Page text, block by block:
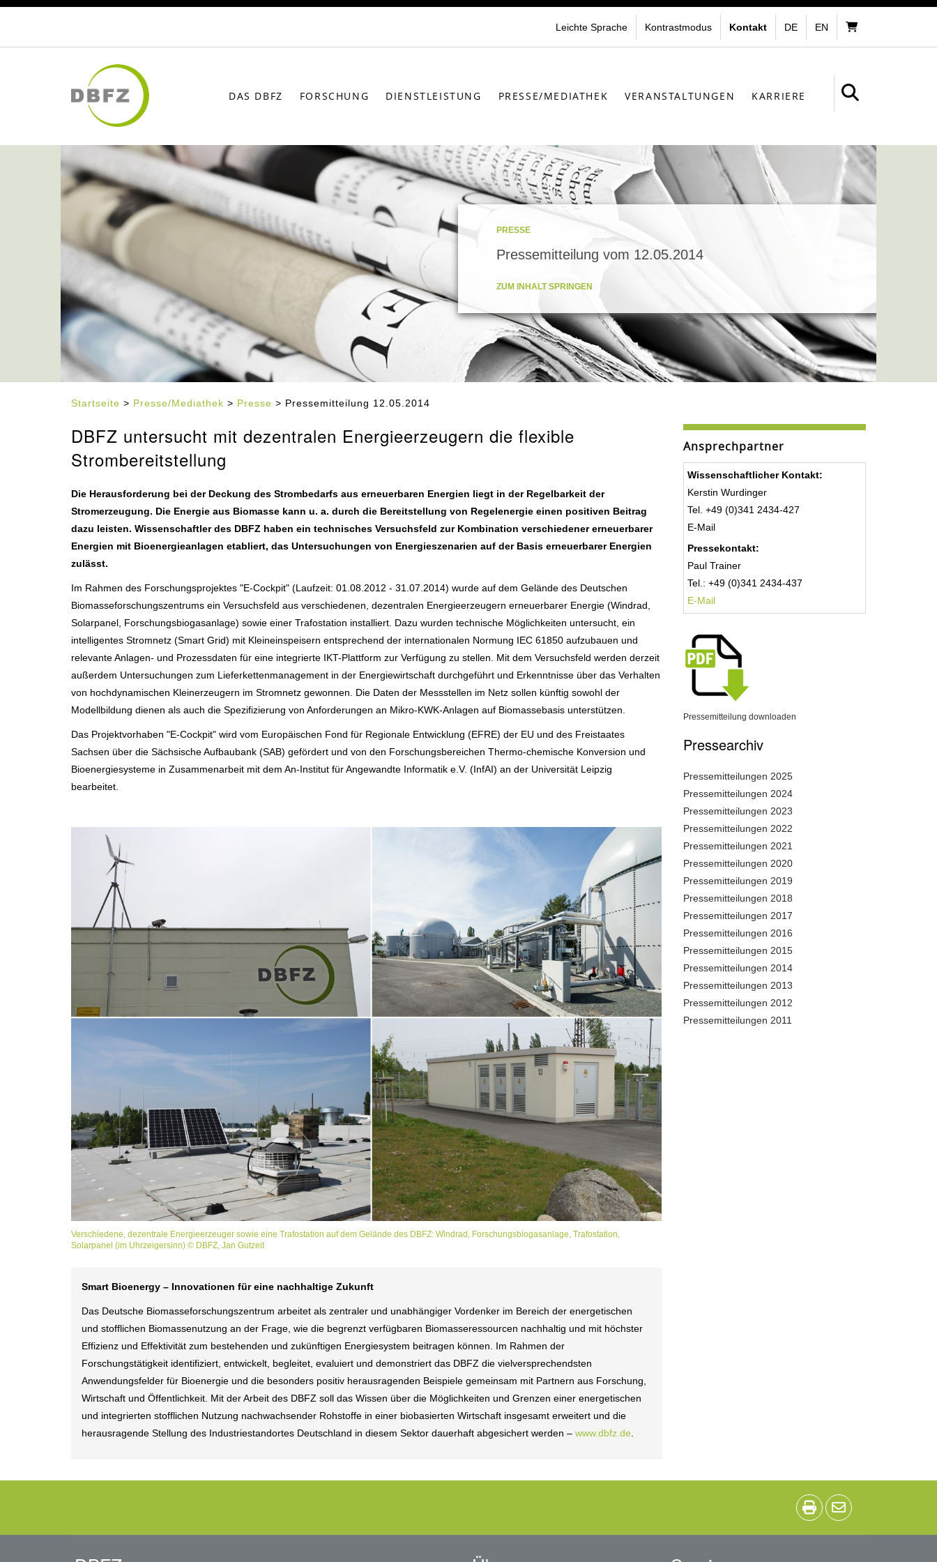
Leichte Sprache Kontrastmodus Kontakt DE EN
DAS DBFZ FORSCHUNG DIENSTLEISTUNG PRESSE/MEDIATHEK VERANSTALTUNGEN KARRIERE
PRESSE
Pressemitteilung vom 12.05.2014
ZUM INHALT SPRINGEN
Startseite > Presse/Mediathek > Presse > Pressemitteilung 12.05.2014
DBFZ untersucht mit dezentralen Energieerzeugern die flexible
Strombereitstellung
Die Herausforderung bei der Deckung des Strombedarfs aus erneuerbaren Energien liegt in der Regelbarkeit der
Stromerzeugung. Die Energie aus Biomasse kann u. a. durch die Bereitstellung von Regelenergie einen positiven Beitrag
dazu leisten. Wissenschaftler des DBFZ haben ein technisches Versuchsfeld zur Kombination verschiedener erneuerbarer
Energien mit Bioenergieanlagen etabliert, das Untersuchungen von Energieszenarien auf der Basis erneuerbarer Energien
zulässt.
Im Rahmen des Forschungsprojektes "E-Cockpit" (Laufzeit: 01.08.2012 - 31.07.2014) wurde auf dem Gelände des Deutschen
Biomasseforschungszentrums ein Versuchsfeld aus verschiedenen, dezentralen Energieerzeugern erneuerbarer Energie (Windrad,
Solarpanel, Forschungsbiogasanlage) sowie einer Trafostation installiert. Dazu wurden technische Möglichkeiten untersucht, ein
intelligentes Stromnetz (Smart Grid) mit Kleineinspeisern entsprechend der internationalen Normung IEC 61850 aufzubauen und
relevante Anlagen- und Prozessdaten für eine integrierte IKT-Plattform zur Verfügung zu stellen. Mit dem Versuchsfeld werden derzeit
außerdem Untersuchungen zum Lieferkettenmanagement in der Energiewirtschaft durchgeführt und Erkenntnisse über das Verhalten
von hochdynamischen Kleinerzeugern im Stromnetz gewonnen. Die Daten der Messstellen im Netz sollen künftig sowohl der
Modellbildung dienen als auch die Spezifizierung von Anforderungen an Mikro-KWK-Anlagen auf Biomassebasis unterstützen.
Das Projektvorhaben "E-Cockpit" wird vom Europäischen Fond für Regionale Entwicklung (EFRE) der EU und des Freistaates
Sachsen über die Sächsische Aufbaubank (SAB) gefördert und von den Forschungsbereichen Thermo-chemische Konversion und
Bioenergiesysteme in Zusammenarbeit mit dem An-Institut für Angewandte Informatik e.V. (InfAI) an der Universität Leipzig
bearbeitet.
Verschiedene, dezentrale Energieerzeuger sowie eine Trafostation auf dem Gelände des DBFZ: Windrad, Forschungsbiogasanlage, Trafostation,
Solarpanel (im Uhrzeigersinn) © DBFZ, Jan Gutzeit
Smart Bioenergy – Innovationen für eine nachhaltige Zukunft
Das Deutsche Biomasseforschungszentrum arbeitet als zentraler und unabhängiger Vordenker im Bereich der energetischen
und stofflichen Biomassenutzung an der Frage, wie die begrenzt verfügbaren Biomasseressourcen nachhaltig und mit höchster
Effizienz und Effektivität zum bestehenden und zukünftigen Energiesystem beitragen können. Im Rahmen der
Forschungstätigkeit identifiziert, entwickelt, begleitet, evaluiert und demonstriert das DBFZ die vielversprechendsten
Anwendungsfelder für Bioenergie und die besonders positiv herausragenden Beispiele gemeinsam mit Partnern aus Forschung,
Wirtschaft und Öffentlichkeit. Mit der Arbeit des DBFZ soll das Wissen über die Möglichkeiten und Grenzen einer energetischen
und integrierten stofflichen Nutzung nachwachsender Rohstoffe in einer biobasierten Wirtschaft insgesamt erweitert und die
herausragende Stellung des Industriestandortes Deutschland in diesem Sektor dauerhaft abgesichert werden – www.dbfz.de
Ansprechpartner
Wissenschaftlicher Kontakt:
Kerstin Wurdinger
Tel. +49 (0)341 2434-427
E-Mail
Pressekontakt:
Paul Trainer
Tel.: +49 (0)341 2434-437
E-Mail
Pressemitteilung downloaden
Pressearchiv
Pressemitteilungen 2025
Pressemitteilungen 2024
Pressemitteilungen 2023
Pressemitteilungen 2022
Pressemitteilungen 2021
Pressemitteilungen 2020
Pressemitteilungen 2019
Pressemitteilungen 2018
Pressemitteilungen 2017
Pressemitteilungen 2016
Pressemitteilungen 2015
Pressemitteilungen 2014
Pressemitteilungen 2013
Pressemitteilungen 2012
Pressemitteilungen 2011